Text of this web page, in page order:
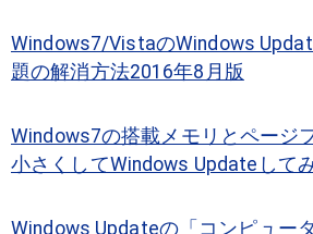
Windows7/VistaのWindows
題の解消方法2016年8月版
Windows7の搭載メモリとページ
小さくしてWindows Updateして
Windows Updateの「コンピュー